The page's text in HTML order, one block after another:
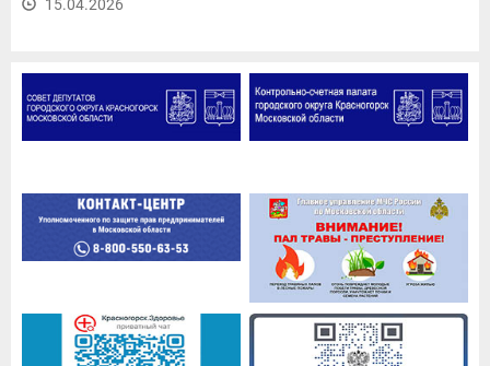
15.04.2026